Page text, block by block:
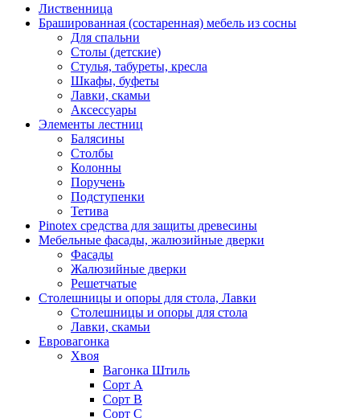
Лиственница
Брашированная (состаренная) мебель из сосны
Для спальни
Столы (детские)
Стулья, табуреты, кресла
Шкафы, буфеты
Лавки, скамьи
Аксессуары
Элементы лестниц
Балясины
Столбы
Колонны
Поручень
Подступенки
Тетива
Pinotex средства для защиты древесины
Мебельные фасады, жалюзийные дверки
Фасады
Жалюзийные дверки
Решетчатые
Столешницы и опоры для стола, Лавки
Столешницы и опоры для стола
Лавки, скамьи
Евровагонка
Хвоя
Вагонка Штиль
Сорт А
Сорт В
Сорт С